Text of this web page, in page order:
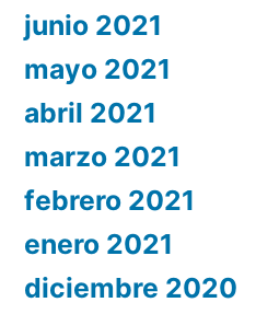
junio 2021
mayo 2021
abril 2021
marzo 2021
febrero 2021
enero 2021
diciembre 2020